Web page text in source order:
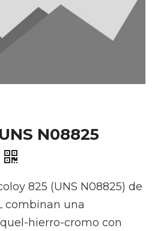
N08825
825 (UNS N08825) de
combinan una
hierro-cromo con